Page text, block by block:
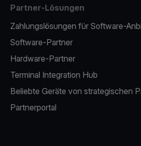
Partner-Lösungen
Zahlungslösungen für Software-
Software-Partner
Hardware-Partner
Terminal Integration Hub
Beliebte Geräte von strategischen
Partnerportal